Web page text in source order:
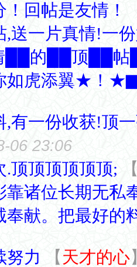
回帖是友情！
,送一片真情!一
██的██顶██
如虎添翼★
,有一份收获!顶
06 23:06
.顶顶顶顶顶顶;
靠诸位长期无私
奉献。把最好的
努力 【 天才的心